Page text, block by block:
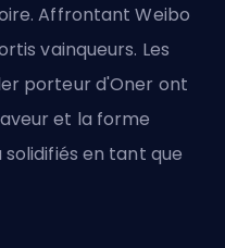
Affrontant Weibo
vainqueurs. Les
porteur d'Oner ont
et la forme
en tant que